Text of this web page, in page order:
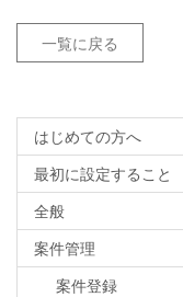
一覧に戻る
はじめての方へ
最初に設定すること
全般
案件管理
案件登録